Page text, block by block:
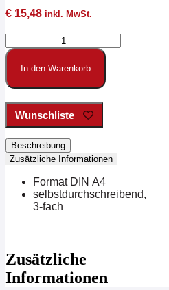
€ 15,48 inkl. MwSt.
Bestellung
neues
KFZ
Menge
In den Warenkorb
Wunschliste
Beschreibung
Zusätzliche Informationen
Format DIN A4
selbstdurchschreibend,
3-fach
Zusätzliche
Informationen